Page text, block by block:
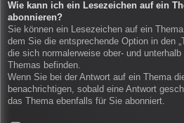
Wie kann ich ein Lesezeichen auf ein
abonnieren?
Sie können ein Lesezeichen auf ein
dem Sie die entsprechende Option in den
die sich normalerweise ober- und
Themas befinden.
Wenn Sie bei der Antwort auf ein Thema
benachrichtigen, sobald eine Antwort
das Thema ebenfalls für Sie abonniert.